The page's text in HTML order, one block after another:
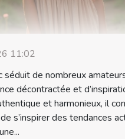
11:02
séduit de nombreux
décontractée et
et harmonieux, il
s’inspirer des tendances